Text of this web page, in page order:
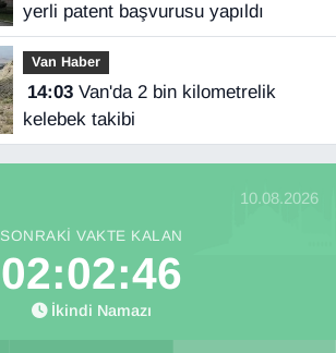
yerli patent başvurusu yapıldı
Van Haber
14:03Van'da 2 bin kilometrelik
kelebek takibi
10.08.2026
SONRAKI VAKTE KALAN
02:02:45
İkindi Namazı